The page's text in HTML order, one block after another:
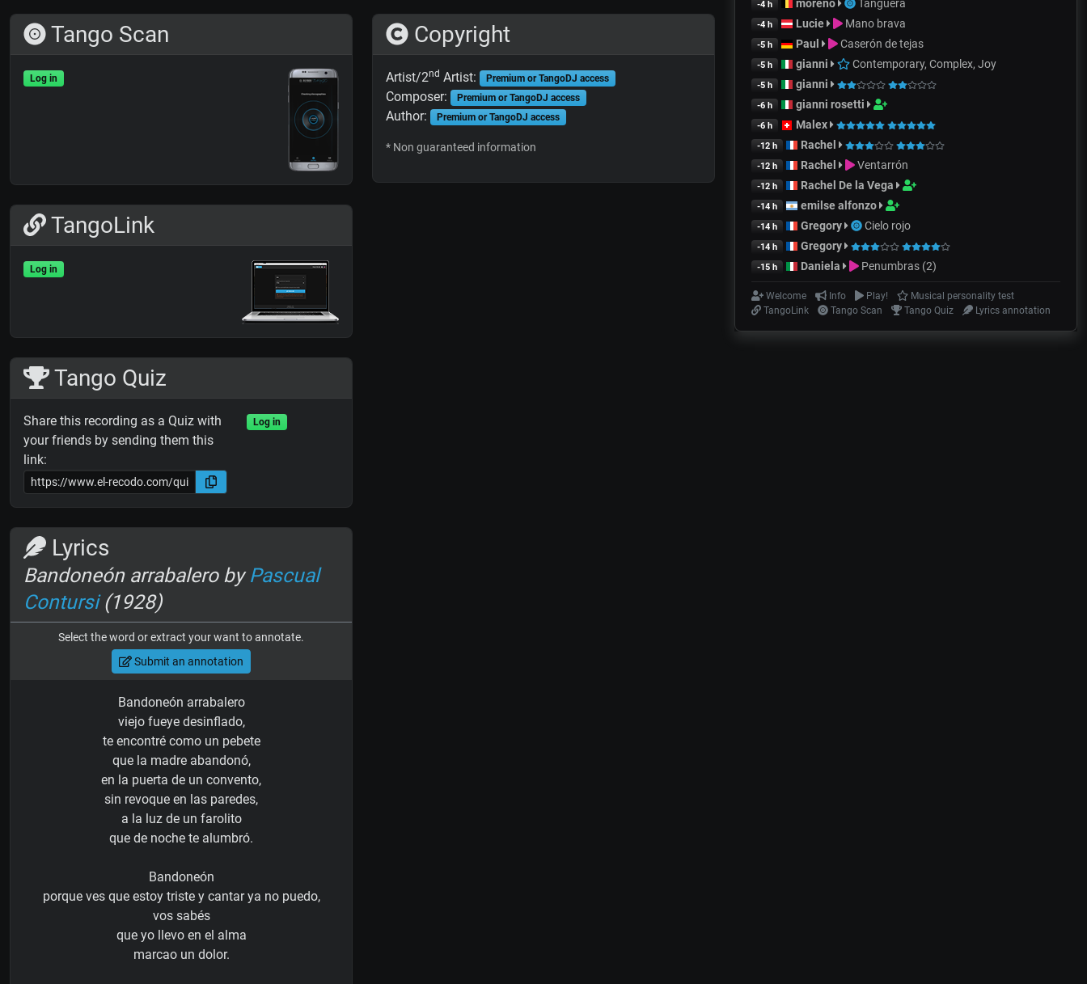
Tango Scan
Log in
TangoLink
Log in
Tango Quiz
Share this recording as a Quiz with
your friends by sending them this
link:
Log in
Lyrics
Bandoneón arrabalero byPascual
Contursi(1928)
Select the word or extract your want to annotate.
Submit an annotation
Bandoneón arrabalero
viejo fueye desinflado,
te encontré como un pebete
que la madre abandonó,
en la puerta de un convento,
sin revoque en las paredes,
a la luz de un farolito
que de noche te alumbró.
Bandoneón
porque ves que estoy triste y cantar ya no puedo,
vos sabés
que yo llevo en el alma
marcao un dolor.
Copyright
Artist/2nd Artist: Premium or TangoDJ access
Composer: Premium or TangoDJ access
Author: Premium or TangoDJ access
* Non guaranteed information
-4 h moreno Tanguera
-4 h Lucie Mano brava
-5 h Paul Caserón de tejas
-5 h gianni Contemporary, Complex, Joy
-5 h gianni
-6 h gianni rosetti
-6 h Malex
-12 h Rachel
-12 h Rachel Ventarrón
-12 h Rachel De la Vega
-14 h emilse alfonzo
-14 h Gregory Cielo rojo
-14 h Gregory
-15 h Daniela Penumbras (2)
Welcome Info Play!
Musical personality test
TangoLink
Tango Scan Tango Quiz Lyrics annotation